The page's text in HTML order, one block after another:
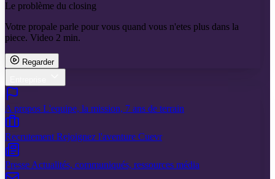
Le problème du closing
Votre propale parle pour vous quand vous n'etes plus dans la
piece. Video 2 min.
Regarder
A propos L'equipe, la mission, 7 ans de terrain
Recrutement Rejoignez l'aventure Cuevr
Presse Actualités, communiqués, ressources média